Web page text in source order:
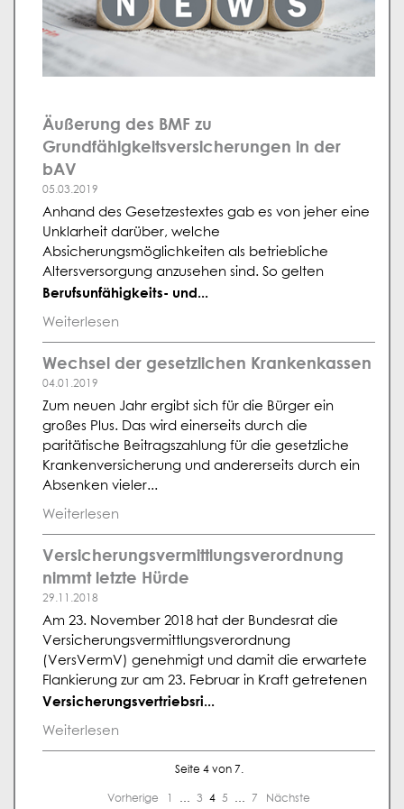
Äußerung des BMF zu
Grundfähigkeitsversicherungen in der
bAV
05.03.2019
Anhand des Gesetzestextes gab es von jeher eine
Unklarheit darüber, welche
Absicherungsmöglichkeiten als betriebliche
Altersversorgung anzusehen sind. So gelten
Berufsunfähigkeits- und...
Weiterlesen
Wechsel der gesetzlichen Krankenkassen
04.01.2019
Zum neuen Jahr ergibt sich für die Bürger ein
großes Plus. Das wird einerseits durch die
paritätische Beitragszahlung für die gesetzliche
Krankenversicherung und andererseits durch ein
Absenken vieler...
Weiterlesen
Versicherungsvermittlungsverordnung
nimmt letzte Hürde
29.11.2018
Am 23. November 2018 hat der Bundesrat die
Versicherungsvermittlungsverordnung
(VersVermV) genehmigt und damit die erwartete
Flankierung zur am 23. Februar in Kraft getretenen
Versicherungsvertriebsri...
Weiterlesen
Seite 4 von 7.
Vorherige … 3 4 5 … 7 Nächste